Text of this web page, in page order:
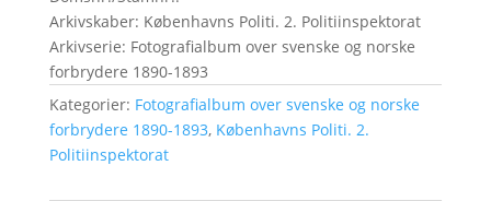
Arkivskaber: Københavns Politi. 2. Politiinspektorat
Arkivserie: Fotografialbum over svenske og norske
forbrydere 1890-1893
Kategorier: Fotografialbum over svenske og norske
forbrydere 1890-1893, Københavns Politi. 2.
Politiinspektorat